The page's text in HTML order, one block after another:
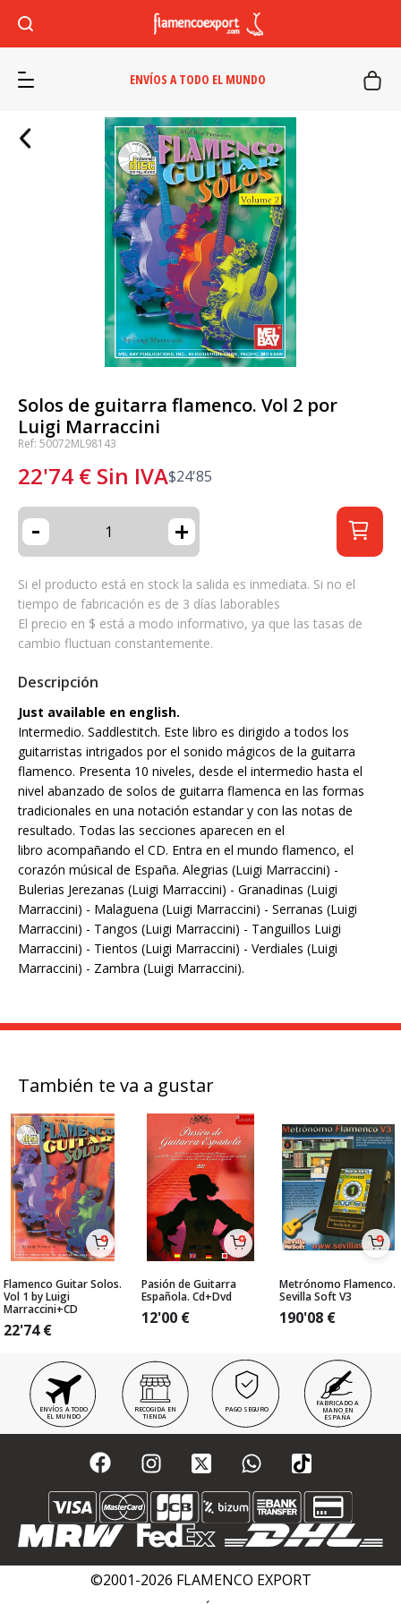
ENVÍOS A TODO EL MUNDO
Solos de guitarra flamenco. Vol 2 por
Luigi Marraccini
Ref: 50072ML98143
22'74 € Sin IVA$24'85
- +
Si el producto está en stock la salida es inmediata. Si no el
tiempo de fabricación es de 3 días laborables
El precio en $ está a modo informativo, ya que las tasas de
cambio fluctuan constantemente.
Descripción
Just available en english.
Intermedio. Saddlestitch. Este libro es dirigido a todos los
guitarristas intrigados por el sonido mágicos de la guitarra
flamenco. Presenta 10 niveles, desde el intermedio hasta el
nivel abanzado de solos de guitarra flamenca en las formas
tradicionales en una notación estandar y con las notas de
resultado. Todas las secciones aparecen en el
libro acompañando el CD. Entra en el mundo flamenco, el
corazón músical de España. Alegrias (Luigi Marraccini) -
Bulerias Jerezanas (Luigi Marraccini) - Granadinas (Luigi
Marraccini) - Malaguena (Luigi Marraccini) - Serranas (Luigi
Marraccini) - Tangos (Luigi Marraccini) - Tanguillos Luigi
Marraccini) - Tientos (Luigi Marraccini) - Verdiales (Luigi
Marraccini) - Zambra (Luigi Marraccini).
También te va a gustar
Flamenco Guitar Solos.
Vol 1 by Luigi
Marraccini+CD
22'74€
Pasión de Guitarra
Española. Cd+Dvd
12'00 €
Metrónomo Flamenco.
Sevilla Soft V3
190'08 €
ENVÍOS A TODO
EL MUNDO
RECOGIDA EN
TIENDA
PAGO SEGURO
FABRICADO A
MANO EN
ESPAÑA
©2001-2026 FLAMENCO EXPORT